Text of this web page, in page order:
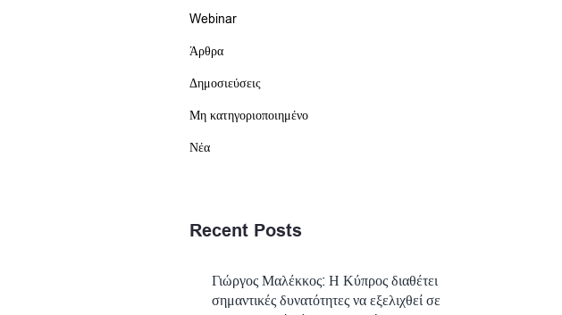
Webinar
Άρθρα
Δημοσιεύσεις
Μη κατηγοριοποιημένο
Νέα
Recent Posts
Γιώργος Μαλέκκος: Η Κύπρος διαθέτει
σημαντικές δυνατότητες να εξελιχθεί σε